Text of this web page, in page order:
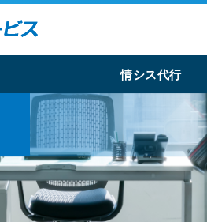
情シス代行